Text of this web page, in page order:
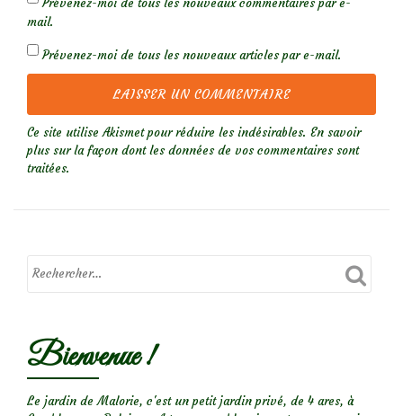
Prévenez-moi de tous les nouveaux commentaires par e-
mail.
Prévenez-moi de tous les nouveaux articles par e-mail.
Ce site utilise Akismet pour réduire les indésirables. En savoir
plus sur la façon dont les données de vos commentaires sont
traitées.
Bienvenue !
Le jardin de Malorie, c'est un petit jardin privé, de 4 ares, à